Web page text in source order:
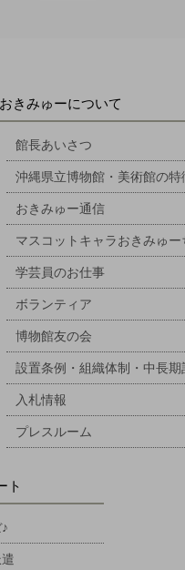
おきみゅーについて
館長あいさつ
沖縄県立博物館・美術館の特
おきみゅー通信
マスコットキャラおきみゅ
学芸員のお仕事
ボランティア
博物館友の会
設置条例・組織体制・中長期
入札情報
プレスルーム
ト